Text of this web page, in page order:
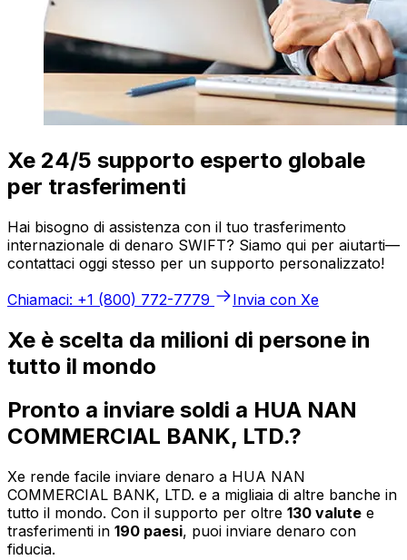
Xe 24/5 supporto esperto globale
per trasferimenti
Hai bisogno di assistenza con il tuo trasferimento
internazionale di denaro SWIFT? Siamo qui per aiutarti—
contattaci oggi stesso per un supporto personalizzato!
Chiamaci: +1 (800) 772-7779
Invia con Xe
Xe è scelta da milioni di persone in
tutto il mondo
Pronto a inviare soldi a HUA NAN
COMMERCIAL BANK, LTD.?
Xe rende facile inviare denaro a HUA NAN
COMMERCIAL BANK, LTD. e a migliaia di altre banche in
tutto il mondo. Con il supporto per oltre 130 valute e
trasferimenti in 190 paesi, puoi inviare denaro con
fiducia.